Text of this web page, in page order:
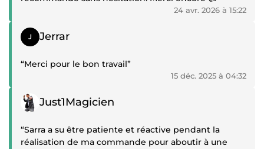
24 avr. 2026 à 15:22
Témoignage positif
Jerrar
“Merci pour le bon travail”
15 déc. 2025 à 04:32
Témoignage positif
Just1Magicien
“Sarra a su être patiente et réactive pendant la
réalisation de ma commande pour aboutir à une